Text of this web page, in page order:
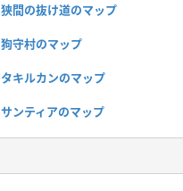
狭間の抜け道のマップ
狗守村のマップ
タキルカンのマップ
サンティアのマップ